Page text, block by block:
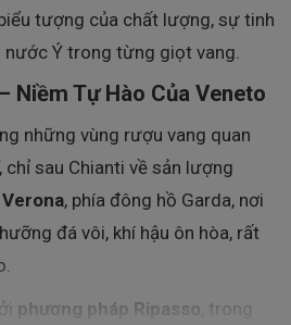
tượng của chất lượng, sự tinh
Ý trong từng giọt vang.
Niềm Tự Hào Của Veneto
những vùng rượu vang quan
sau Chianti về sản lượng
Verona, phía đông hồ Garda, nơi
đá vôi, khí hậu ôn hòa, rất
phương pháp Ripasso , trong